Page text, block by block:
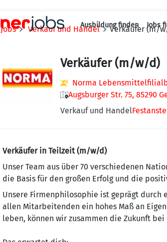
Ausbildung finden Jobs
Jobs Verkauf und Handel Verkäufer (m/
Verkäufer (m/w/d)
Norma
Augsburger Str. 75, 85290
Verkauf und Handel
Verkäufer in Teilzeit (m/w/d)
Un­se­r Team aus über 70 ver­schie­de­nen
die Basis für den großen Erfolg und die
Unsere Firmenphilosophie ist geprägt
allen Mitarbeitenden ein ho­hes Maß an
leben, können wir zusammen die Zukunft bei